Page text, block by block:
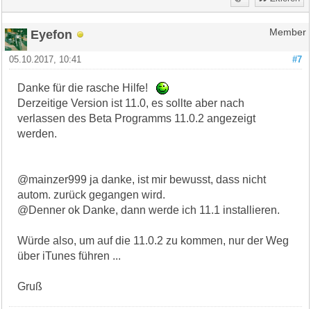
Eyefon Member
#7
05.10.2017, 10:41
Danke für die rasche Hilfe!
Derzeitige Version ist 11.0, es sollte aber nach
verlassen des Beta Programms 11.0.2 angezeigt
werden.
@mainzer999 ja danke, ist mir bewusst, dass nicht
autom. zurück gegangen wird.
@Denner ok Danke, dann werde ich 11.1 installieren.
Würde also, um auf die 11.0.2 zu kommen, nur der Weg
über iTunes führen ...
Gruß